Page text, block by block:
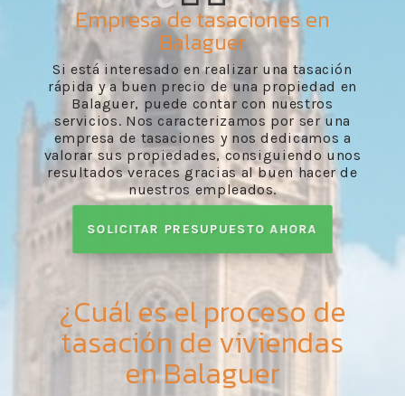
Empresa de tasaciones en
Balaguer
Si está interesado en realizar una tasación
rápida y a buen precio de una propiedad en
Balaguer, puede contar con nuestros
servicios. Nos caracterizamos por ser una
empresa de tasaciones y nos dedicamos a
valorar sus propiedades, consiguiendo unos
resultados veraces gracias al buen hacer de
nuestros empleados.
SOLICITAR PRESUPUESTO AHORA
¿Cuál es el proceso de
tasación de viviendas
en Balaguer